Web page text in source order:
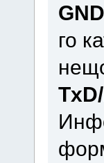
GND
го